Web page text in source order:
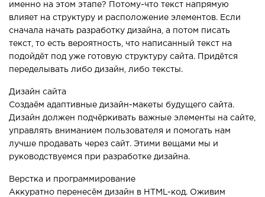
именно на этом этапе? Потому-что текст напрямую
влияет на структуру и расположение элементов. Если
сначала начать разработку дизайна, а потом писать
текст, то есть вероятность, что написанный текст на
подойдёт под уже готовую структуру сайта. Придётся
переделывать либо дизайн, либо тексты.
Дизайн сайта
Создаём адаптивные дизайн-макеты будущего сайта.
Дизайн должен подчёркивать важные элементы на сайте,
управлять вниманием пользователя и помогать нам
лучше продавать через сайт. Этими вещами мы и
руководствуемся при разработке дизайна.
Верстка и программирование
Аккуратно перенесём дизайн в HTML-код. Оживим